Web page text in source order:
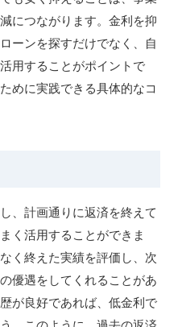
につながります。金利を抑
ーンを探すだけでなく、自
用することがポイントで
めに実践できる具体的なコ
、計画通りに返済を終えて
く活用することができま
く終えた実績を評価し、次
優遇をしてくれることがあ
が良好であれば、低金利で